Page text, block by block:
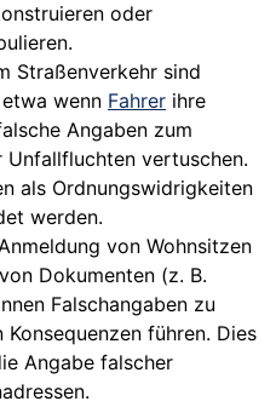
oder
Straßenverkehr sind
wenn Fahrer ihre
Angaben zum
Unfallfluchten vertuschen.
als Ordnungswidrigkeiten
werden.
von Wohnsitzen
Dokumenten (z. B.
Falschangaben zu
führen. Dies
Angabe falscher